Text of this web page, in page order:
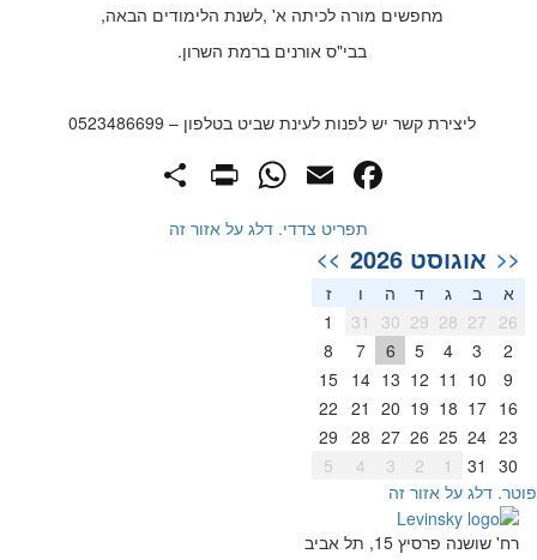
מחפשים מורה לכיתה א' ,לשנת הלימודים הבאה,
בבי"ס אורנים ברמת השרון.
ליצירת קשר יש לפנות לעינת שביט בטלפון – 0523486699
Facebook
Email
WhatsApp
תפריט צדדי. דלג על אזור זה
<< אוגוסט 2026 >>
א ב ג ד ה
ז
26
27
28
29
30
31
2
3
4
5
6
7
8
9
10
11
12
13
14
15
16
17
18
19
20
21
22
23
24
25
26
27
28
29
30
31
2
3
4
5
דלג על אזור זה
רח' שושנה פרסיץ 15, תל אביב